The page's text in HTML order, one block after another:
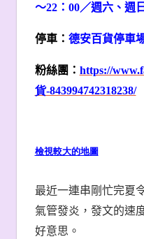
～22：00／週六、週
停車： 德安百貨停車
粉絲團： https://
貨-843994742318238/
檢視較大的地圖
最近一連串剛忙完夏
氣管發炎，發文的速
好意思。